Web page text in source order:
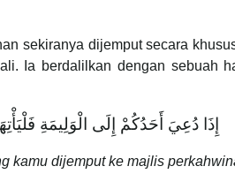
sekiranya dijemput secara
Ia berdalilkan dengan sebuah
إِذَا دُعِيَ أَحَدُكُمْ إِلَى الْوَلِيمَةِ
kamu dijemput ke majlis